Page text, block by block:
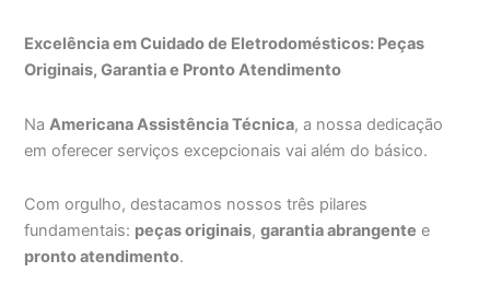
Excelência em Cuidado de Eletrodomésticos: Peças
Originais, Garantia e Pronto Atendimento
NaAmericana Assistência Técnica, a nossa dedicação
em oferecer serviços excepcionais vai além do básico.
Com orgulho, destacamos nossos três pilares
fundamentais: peças originais,garantia abrangente e
pronto atendimento.